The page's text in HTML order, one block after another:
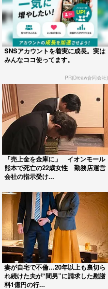
SNSアカウントを着実に成長。実は
みんなココ使ってます。
PR(Dreaw合同会社)
「売上金を金庫に」 イオンモール
熊本で死亡の22歳女性 勤務店運営
会社の指示受け...
妻が自宅で不倫…20年以上も裏切ら
れ続けた夫が“間男”に請求した慰謝
料1億円の行...